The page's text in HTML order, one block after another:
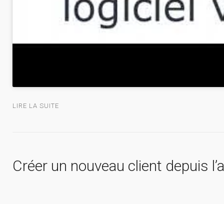
LIRE LA SUITE
Créer un nouveau client depuis